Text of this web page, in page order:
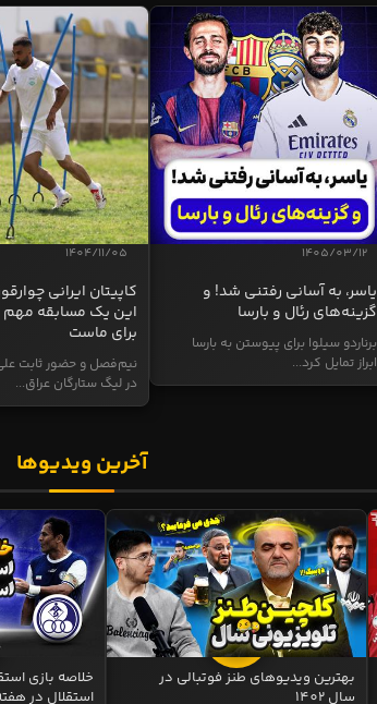
1405/03/12
یاسر، به آسانی رفتنی شد! و
گزینه‌های رئال و بارسا
برناردو سیلوا برای پیوستن به بارسا
ابراز تمایل کرد...
1404/11/05
کاپیتان ایرانی
این یک مسابقه مهم
برای ماست
نیم‌فصل و حضور ثابت
در لیگ ستارگان عراق...
آخرین ویدیوها
بهترین ویدیوهای طنز فوتبالی در
سال 1402
استقلال در